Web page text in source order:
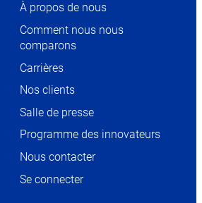
À propos de nous
Comment nous nous
comparons
Carrières
Nos clients
Salle de presse
Programme des innovateurs
Nous contacter
Se connecter